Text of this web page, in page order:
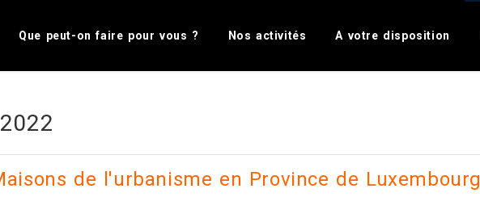
Que peut-on faire pour vous ? Nos activités A votre disposition
de l'urbanisme en Province de Luxembourg